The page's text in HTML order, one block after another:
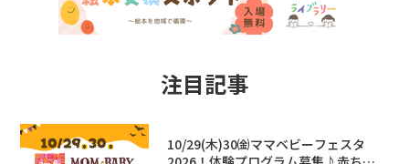
注目記事
10/29(木)30㈮ママベビーフェスタ